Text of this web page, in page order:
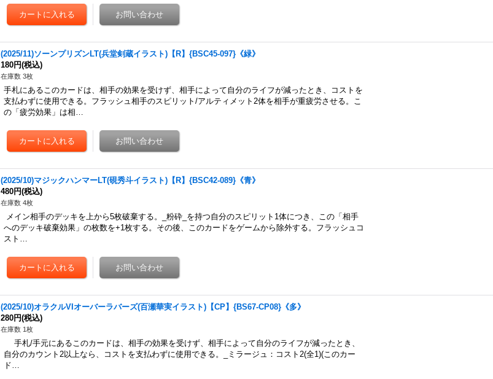
(2025/11)ソーンプリズンLT(兵堂剣蔵イラスト)【R】{BSC45-097}《緑》
180円(税込)
在庫数 3枚
手札にあるこのカードは、相手の効果を受けず、相手によって自分のライフが減ったとき、コストを
支払わずに使用できる。フラッシュ相手のスピリット/アルティメット2体を相手が重疲労させる。こ
の「疲労効果」は相…
(2025/10)マジックハンマーLT(硯秀斗イラスト)【R】{BSC42-089}《青》
480円(税込)
在庫数 4枚
メイン相手のデッキを上から5枚破棄する。_粉砕_を持つ自分のスピリット1体につき、この「相手
へのデッキ破棄効果」の枚数を+1枚する。その後、このカードをゲームから除外する。フラッシュコ
スト…
(2025/10)オラクルVIオーバーラバーズ(百瀬華実イラスト)【CP】{BS67-CP08}《多》
280円(税込)
在庫数 1枚
手札/手元にあるこのカードは、相手の効果を受けず、相手によって自分のライフが減ったとき、
自分のカウント2以上なら、コストを支払わずに使用できる。_ミラージュ：コスト2(全1)(このカー
ド…